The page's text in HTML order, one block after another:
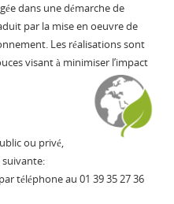
dans une démarche de
par la mise en oeuvre de
Les réalisations sont
visant à minimiser l’impact
ou privé,
suivante:
téléphone au 01 39 35 27 36